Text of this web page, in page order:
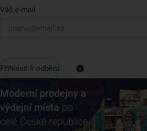
Váš e-mail
Přihlásit k odběru
Moderní prodejny a
výdejní místa po
celé České republice